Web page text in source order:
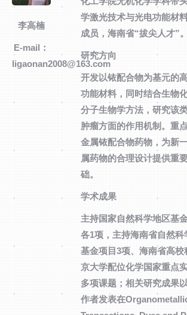
李高楠
E-mail：
ligaonan2008@163.com
学激光技术与光电功能材
成员，海南省“拔尖人才”。
研究方向
开发以铱配合物为基元的
功能材料，同时结合生物
分子生物学方法，研究该
肿瘤方面的作用机制。重
金属铱配合物药物，为新
属药物的合理设计提供重
础。
学术成果
主持国家自然科学地区基
各1项，主持海南省自然
基金项目3项、海南省高
京大学配位化学国家重点
多项课题；相关研究成果
作者发表在